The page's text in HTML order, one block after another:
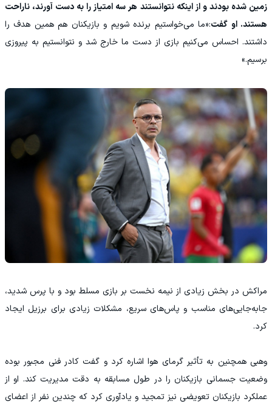
زمین شده بودند و از اینکه نتوانستند هر سه امتیاز را به دست آورند، ناراحت
هستند. او گفت:«ما می‌خواستیم برنده شویم و بازیکنان هم همین هدف را
داشتند. احساس می‌کنیم بازی از دست ما خارج شد و نتوانستیم به پیروزی
برسیم.»
مراکش در بخش زیادی از نیمه نخست بر بازی مسلط بود و با پرس شدید،
جابه‌جایی‌های مناسب و پاس‌های سریع، مشکلات زیادی برای برزیل ایجاد
کرد.
وهبی همچنین به تأثیر گرمای هوا اشاره کرد و گفت کادر فنی مجبور بوده
وضعیت جسمانی بازیکنان را در طول مسابقه به دقت مدیریت کند. او از
عملکرد بازیکنان تعویضی نیز تمجید و یادآوری کرد که چندین نفر از اعضای